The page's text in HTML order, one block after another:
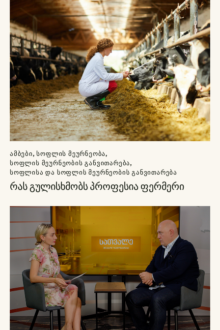
ᲐᲛᲑᲔᲑᲘ,ᲡᲝᲤᲚᲘᲡ ᲛᲔᲣᲠᲜᲔᲝᲑᲐ,
ᲡᲝᲤᲚᲘᲡ ᲛᲔᲣᲠᲜᲔᲝᲑᲘᲡ ᲒᲐᲜᲕᲘᲗᲐᲠᲔᲑᲐ,
ᲡᲝᲤᲚᲘᲡᲐ ᲓᲐ ᲡᲝᲤᲚᲘᲡ ᲛᲔᲣᲠᲜᲔᲝᲑᲘᲡ ᲒᲐᲜᲕᲘᲗᲐᲠᲔᲑᲐ
რას გულისხმობს პროფესია ფერმერი